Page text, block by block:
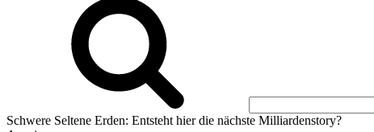
Schwere Seltene Erden: Entsteht hier die nächste Milliardenstory?